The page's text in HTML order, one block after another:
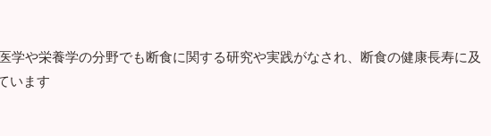
学や栄養学の分野でも断食に関する研究や実践がなされ、断食の健康長寿に及
います